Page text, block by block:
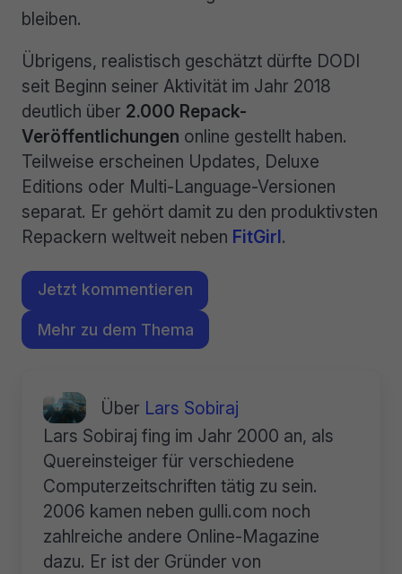
bleiben.
Übrigens, realistisch geschätzt dürfte DODI
seit Beginn seiner Aktivität im Jahr 2018
deutlich über 2.000 Repack-
Veröffentlichungen online gestellt haben.
Teilweise erscheinen Updates, Deluxe
Editions oder Multi-Language-Versionen
separat. Er gehört damit zu den produktivsten
Repackern weltweit neben FitGirl.
Jetzt kommentieren
Mehr zu dem Thema
Über Lars Sobiraj
Lars Sobiraj fing im Jahr 2000 an, als
Quereinsteiger für verschiedene
Computerzeitschriften tätig zu sein.
2006 kamen neben gulli.com noch
zahlreiche andere Online-Magazine
dazu. Er ist der Gründer von